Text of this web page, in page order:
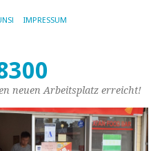
IMPRESSUM
neuen Arbeitsplatz erreicht!